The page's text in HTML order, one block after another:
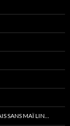
SANS MAÏ LIN…